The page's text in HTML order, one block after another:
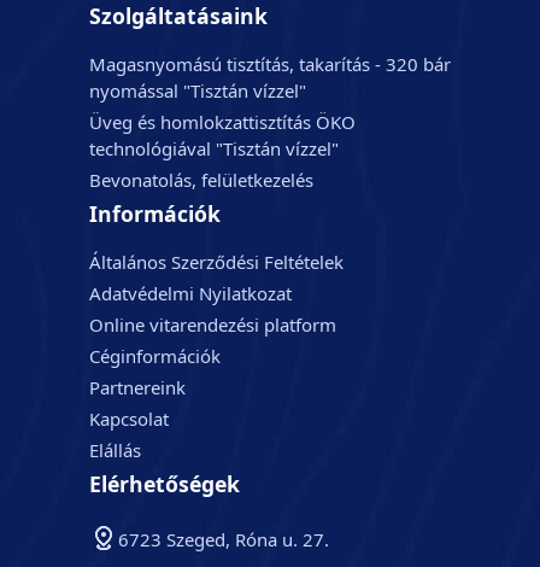
Szolgáltatásaink
Magasnyomású tisztítás, takarítás - 320 bár
nyomással "Tisztán vízzel"
Üveg és homlokzattisztítás ÖKO
technológiával "Tisztán vízzel"
Bevonatolás, felületkezelés
Információk
Általános Szerződési Feltételek
Adatvédelmi Nyilatkozat
Online vitarendezési platform
Céginformációk
Partnereink
Kapcsolat
Elállás
Elérhetőségek
6723 Szeged, Róna u. 27.